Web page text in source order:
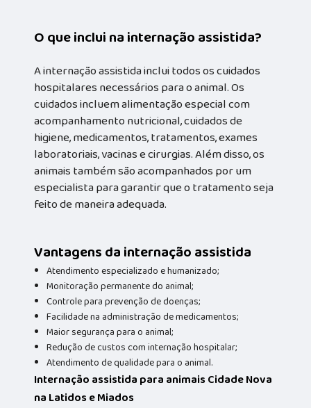
O que inclui na internação assistida?
A internação assistida inclui todos os cuidados
hospitalares necessários para o animal. Os
cuidados incluem alimentação especial com
acompanhamento nutricional, cuidados de
higiene, medicamentos, tratamentos, exames
laboratoriais, vacinas e cirurgias. Além disso, os
animais também são acompanhados por um
especialista para garantir que o tratamento seja
feito de maneira adequada.
Vantagens da internação assistida
Atendimento especializado e humanizado;
Monitoração permanente do animal;
Controle para prevenção de doenças;
Facilidade na administração de medicamentos;
Maior segurança para o animal;
Redução de custos com internação hospitalar;
Atendimento de qualidade para o animal.
Internação assistida para animais Cidade Nova
na Latidos e Miados